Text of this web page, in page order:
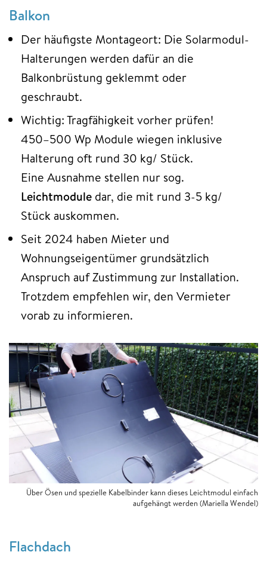
Balkon
Der häufigste Montageort: Die Solarmodul-
Halterungen werden dafür an die
Balkonbrüstung geklemmt oder
geschraubt.
Wichtig: Tragfähigkeit vorher prüfen!
450–500 Wp Module wiegen inklusive
Halterung oft rund 30 kg/ Stück.
Eine Ausnahme stellen nur sog.
Leichtmodule dar, die mit rund 3-5 kg/
Stück auskommen.
Seit 2024 haben Mieter und
Wohnungseigentümer grundsätzlich
Anspruch auf Zustimmung zur Installation.
Trotzdem empfehlen wir, den Vermieter
vorab zu informieren.
Über Ösen und spezielle Kabelbinder kann dieses Leichtmodul einfach
aufgehängt werden (Mariella Wendel)
Flachdach